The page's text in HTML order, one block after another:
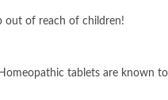
out of reach of children!
tablets are known